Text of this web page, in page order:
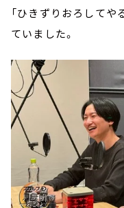
「ひきずりおろしてや
ていました。